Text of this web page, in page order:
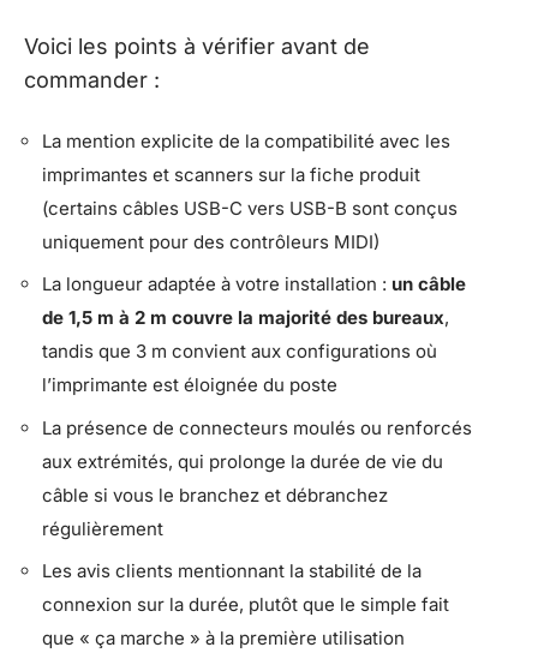
Voici les points à vérifier avant de
commander :
La mention explicite de la compatibilité avec les
imprimantes et scanners sur la fiche produit
(certains câbles USB-C vers USB-B sont conçus
uniquement pour des contrôleurs MIDI)
La longueur adaptée à votre installation : un câble
de 1,5 m à 2 m couvre la majorité des bureaux,
tandis que 3 m convient aux configurations où
l’imprimante est éloignée du poste
La présence de connecteurs moulés ou renforcés
aux extrémités, qui prolonge la durée de vie du
câble si vous le branchez et débranchez
régulièrement
Les avis clients mentionnant la stabilité de la
connexion sur la durée, plutôt que le simple fait
que « ça marche » à la première utilisation